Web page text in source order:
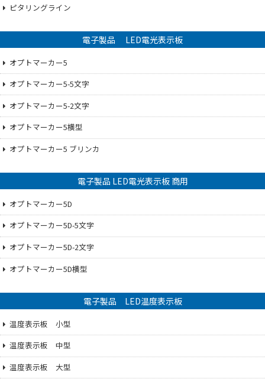
ピタリングライン
電子製品 LED電光表示板
オプトマーカー5
オプトマーカー5-5文字
オプトマーカー5-2文字
オプトマーカー5横型
オプトマーカー5 ブリンカ
電子製品 LED電光表示板 商用
オプトマーカー5D
オプトマーカー5D-5文字
オプトマーカー5D-2文字
オプトマーカー5D横型
電子製品 LED温度表示板
温度表示板 小型
温度表示板 中型
温度表示板 大型